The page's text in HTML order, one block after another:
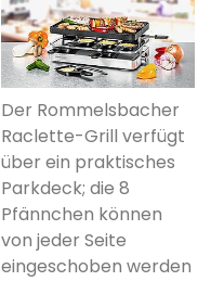
Der Rommelsbacher
Raclette-Grill verfügt
über ein praktisches
Parkdeck; die 8
Pfännchen können
von jeder Seite
eingeschoben werden